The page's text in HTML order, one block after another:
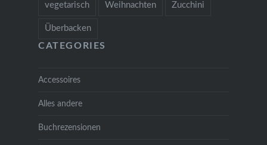
vegetarisch Weihnachten Zucchini
Überbacken
CATEGORIES
Accessoires
Alles andere
Buchrezensionen